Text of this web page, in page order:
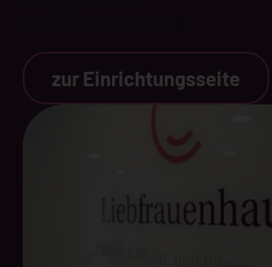
zur Einrichtungsseite